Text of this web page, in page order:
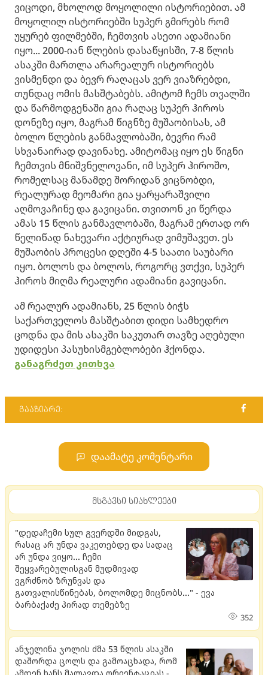
ვიცოდი, მხოლოდ მოყოლილი ისტორიებით. ამ
მოყოლილ ისტორიებში სუპერ გმირებს რომ
უყურებ ფილმებში, ჩემთვის ასეთი ადამიანი
იყო... 2000-იან წლების დასაწყისში, 7-8 წლის
ასაკში მართლა არარეალურ ისტორიებს
ვისმენდი და ბევრ რაღაცას ვერ ვიაზრებდი,
თუნდაც ომის მასშტაბებს. ამიტომ ჩემს თვალში
და წარმოდგენაში გია რაღაც სუპერ ჰიროს
დონეზე იყო, მაგრამ წიგნზე მუშაობისას, ამ
ბოლო წლების განმავლობაში, ბევრი რამ
სხვანაირად დავინახე. ამიტომაც იყო ეს წიგნი
ჩემთვის მნიშვნელოვანი, იმ სუპერ ჰიროშო,
რომელსაც მანამდე შორიდან ვიცნობდი,
რეალურად მეომარი გია ყარყარაშვილი
აღმოვაჩინე და გავიცანი. თვითონ კი წერდა
ამას 15 წლის განმავლობაში, მაგრამ ერთად ორ
წელიწად ნახევარი აქტიურად ვიმუშავეთ. ეს
მუშაობის პროცესი დღეში 4-5 საათი საუბარი
იყო. ბოლოს და ბოლოს, როგორც ვთქვი, სუპერ
ჰიროს მიღმა რეალური ადამიანი გავიცანი.
ამ რეალურ ადამიანს, 25 წლის ბიჭს
საქართველოს მასშტაბით დიდი სამხედრო
ცოდნა და მის ასაკში საკუთარ თავზე აღებული
უდიდესი პასუხისმგებლობები ჰქონდა.
განაგრძეთ კითხვა
გააზიარე:
დაამატე კომენტარი
მსგავსი სიახლეები
"დედაჩემი სულ გვერდში მიდგას,
რასაც არ უნდა ვაკეთებდე და სადაც
არ უნდა ვიყო... ჩემი
შეყვარებულისგან მუდმივად
ვგრძნობ ზრუნვას და
გათვალისწინებას, ბოლომდე მიცნობს..." - ევა
ბარბაქაძე პირად თემებზე
352
ანჯელინა ჯოლის ძმა 53 წლის ასაკში
დაშორდა ცოლს და გამოაცხადა, რომ